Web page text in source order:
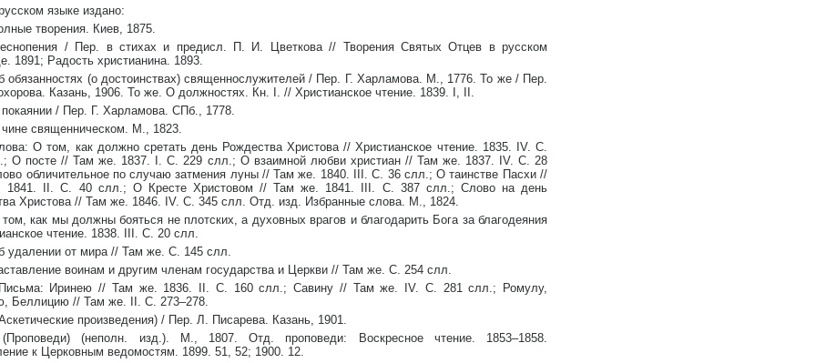
языке издано:
творения. Киев, 1875.
/ Пер. в стихах и предисл. П. И. Цветкова // Творения Святых Отцев в русском
1891; Радость христианина. 1893.
обязанностях (о достоинствах) священнослужителей / Пер. Г. Харламова. М., 1776. То же / Пер.
Казань, 1906. То же. О должностях. Кн. I. // Христианское чтение. 1839. I, II.
/ Пер. Г. Харламова. СПб., 1778.
священническом. М., 1823.
О том, как должно сретать день Рождества Христова // Христианское чтение. 1835. IV. С.
О посте // Там же. 1837. I. С. 229 слл.; О взаимной любви христиан // Там же. 1837. IV. С. 28
обличительное по случаю затмения луны // Там же. 1840. III. С. 36 слл.; О таинстве Пасхи //
1841. II. С. 40 слл.; О Кресте Христовом // Там же. 1841. III. С. 387 слл.; Слово на день
Христова // Там же. 1846. IV. С. 345 слл. Отд. изд. Избранные слова. М., 1824.
как мы должны бояться не плотских, а духовных врагов и благодарить Бога за благодеяния
чтение. 1838. III. С. 20 слл.
удалении от мира // Там же. С. 145 слл.
воинам и другим членам государства и Церкви // Там же. С. 254 слл.
Иринею // Там же. 1836. II. С. 160 слл.; Савину // Там же. IV. С. 281 слл.; Ромулу,
Беллицию // Там же. II. С. 273–278.
произведения) / Пер. Л. Писарева. Казань, 1901.
(неполн. изд.). М., 1807. Отд. проповеди: Воскресное чтение. 1853–1858.
к Церковным ведомостям. 1899. 51, 52; 1900. 12.